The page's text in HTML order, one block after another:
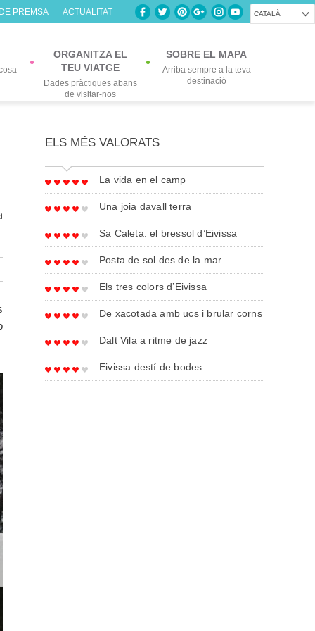
CATALÀ
PREMSA ACTUALITAT
ORGANITZA EL
TEU VIATGE
Dades pràctiques abans
de visitar-nos
SOBRE EL MAPA
Arriba sempre a la teva
destinació
ELS MÉS VALORATS
La vida en el camp
Una joia davall terra
Sa Caleta: el bressol d’Eivissa
Posta de sol des de la mar
Els tres colors d’Eivissa
De xacotada amb ucs i brular corns
Dalt Vila a ritme de jazz
Eivissa destí de bodes